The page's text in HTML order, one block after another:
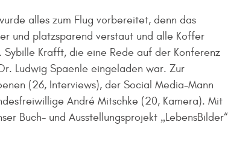
alles zum Flug vorbereitet, denn das
und platzsparend verstaut und alle Koffer
Krafft, die eine Rede auf der Konferenz
Ludwig Spaenle eingeladen war. Zur
(26, Interviews), der Social Media-Mann
André Mitschke (20, Kamera). Mit
Buch- und Ausstellungsprojekt „LebensBilder“